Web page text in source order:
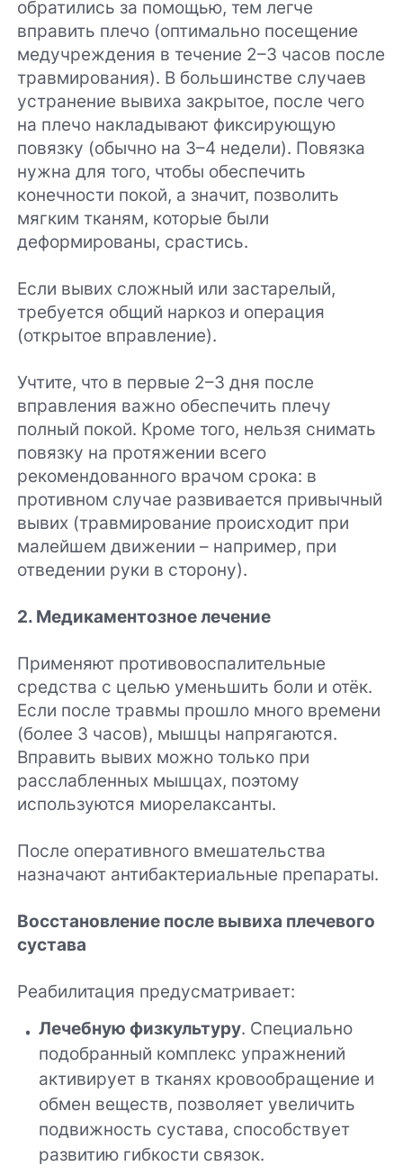
обратились за помощью, тем легче
вправить плечо (оптимально посещение
медучреждения в течение 2–3 часов после
травмирования). В большинстве случаев
устранение вывиха закрытое, после чего
на плечо накладывают фиксирующую
повязку (обычно на 3–4 недели). Повязка
нужна для того, чтобы обеспечить
конечности покой, а значит, позволить
мягким тканям, которые были
деформированы, срастись.
Если вывих сложный или застарелый,
требуется общий наркоз и операция
(открытое вправление).
Учтите, что в первые 2–3 дня после
вправления важно обеспечить плечу
полный покой. Кроме того, нельзя снимать
повязку на протяжении всего
рекомендованного врачом срока: в
противном случае развивается привычный
вывих (травмирование происходит при
малейшем движении – например, при
отведении руки в сторону).
2. Медикаментозное лечение
Применяют противовоспалительные
средства с целью уменьшить боли и отёк.
Если после травмы прошло много времени
(более 3 часов), мышцы напрягаются.
Вправить вывих можно только при
расслабленных мышцах, поэтому
используются миорелаксанты.
После оперативного вмешательства
назначают антибактериальные препараты.
Восстановление после вывиха плечевого
сустава
Реабилитация предусматривает:
Лечебную физкультуру. Специально
подобранный комплекс упражнений
активирует в тканях кровообращение и
обмен веществ, позволяет увеличить
подвижность сустава, способствует
развитию гибкости связок.